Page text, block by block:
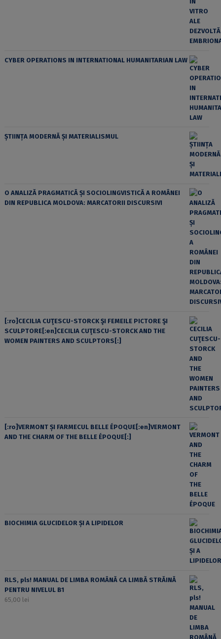
CYBER OPERATIONS IN INTERNATIONAL HUMANITARIAN LAW
ȘTIINȚA MODERNĂ ȘI MATERIALISMUL
O ANALIZĂ PRAGMATICĂ ȘI SOCIOLINGVISTICĂ A ROMÂNEI
DIN REPUBLICA MOLDOVA: MARCATORII DISCURSIVI
[:ro]CECILIA CUŢESCU-STORCK ŞI FEMEILE PICTORE ŞI
SCULPTORE[:en]CECILIA CUŢESCU-STORCK AND THE
WOMEN PAINTERS AND SCULPTORS[:]
[:ro]VERMONT ȘI FARMECUL BELLE ÉPOQUE[:en]VERMONT
AND THE CHARM OF THE BELLE ÉPOQUE[:]
BIOCHIMIA GLUCIDELOR ȘI A LIPIDELOR
RLS, pls! MANUAL DE LIMBA ROMÂNĂ CA LIMBĂ STRĂINĂ
PENTRU NIVELUL B1
65,00 lei